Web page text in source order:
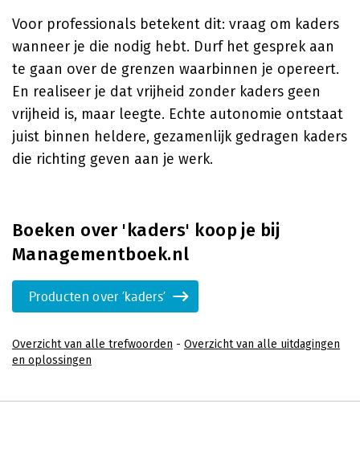
Voor professionals betekent dit: vraag om kaders
wanneer je die nodig hebt. Durf het gesprek aan
te gaan over de grenzen waarbinnen je opereert.
En realiseer je dat vrijheid zonder kaders geen
vrijheid is, maar leegte. Echte autonomie ontstaat
juist binnen heldere, gezamenlijk gedragen kaders
die richting geven aan je werk.
Boeken over 'kaders' koop je bij
Managementboek.nl
Producten over 'kaders'
Overzicht van alle trefwoorden - Overzicht van alle uitdagingen
en oplossingen